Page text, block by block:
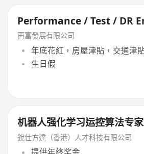
Performance / Test / DR
再富發展有限公司
年底花紅，房屋津貼，交通津
生日假
机器人强化学习运控算法专家
銳仕方達（香港）人才科技有限公司